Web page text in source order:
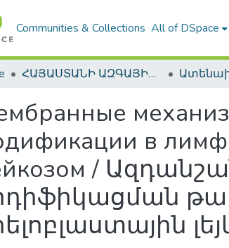
Communities & Collections All of DSpace
ՀԱՅԱՍՏԱՆԻ ԱԶԳԱՅԻՆ ԳՐԱԴԱՐԱՆԻ ԹՎԱՅԻՆ ՊԱՀՈՑ / DIGITAL REPOSITORY OF NLA
в
/